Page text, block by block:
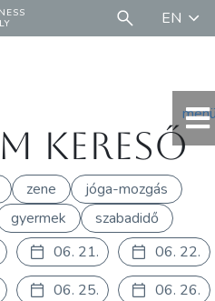
EN
kereső
zene
jóga-mozgás
gyermek
szabadidő
06. 21.
06. 22.
06. 25.
06. 26.